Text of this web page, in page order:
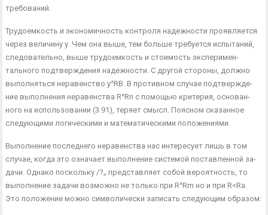
требований.
Трудоемкость и экономичность контроля надежности проявля­ется
через величину у. Чем она выше, тем больше требуется испы­таний,
следовательно, выше трудоемкость и стоимость эксперимен­
тального подтверждения надежности. С другой стороны, должно
выполняться неравенство y^RB. В противном случае подтвержде­
ние выполнения неравенства R^Rn с помощью критерия, основан­
ного на использовании (3.91), теряет смысл. Поясном сказанное
следующими логическими и математическими положениями.
Выполнение последнего неравенства нас интересует лишь в том
случае, когда это означает выполнение системой поставленной за­
дачи. Однако поскольку /?„ представляет собой вероятность, то
вы­полнение задачи возможно не только при R^Rm но и при R<Ra.
Это положение можно символически записать следующим образом: